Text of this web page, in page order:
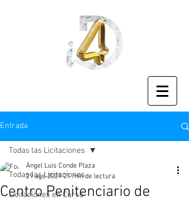
Entrada
Todas las Licitaciones
Licitaciones en Curso
Todas las Licitaciones
Centro Penitenciario de
Ángel Luis Conde Plaza
29 ago 2021 21 min de lectura